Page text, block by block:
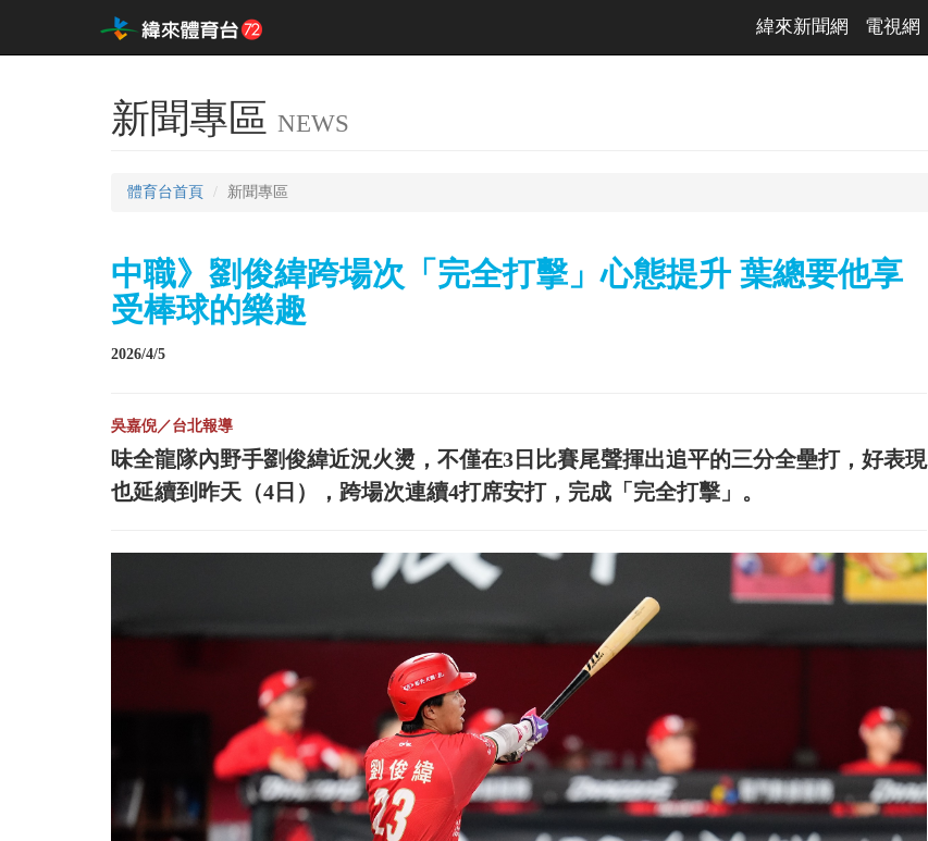
緯來新聞網 電視網
新聞專區 NEWS
體育台首頁 新聞專區
中職》劉俊緯跨場次「完全打擊」心態提升 葉總要他享
受棒球的樂趣
2026/4/5
吳嘉倪／台北報導
味全龍隊內野手劉俊緯近況火燙，不僅在3日比賽尾聲揮出追平的三分全壘打，好表現
也延續到昨天（4日），跨場次連續4打席安打，完成「完全打擊」。